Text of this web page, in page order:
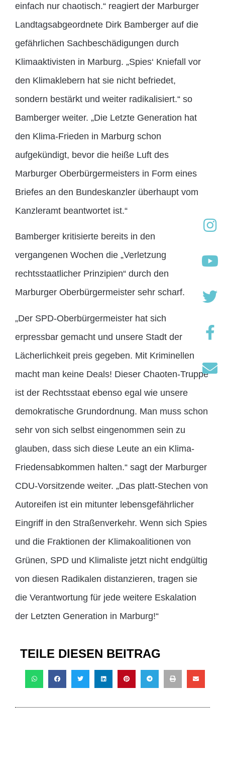
einfach nur chaotisch.“ reagiert der Marburger
Landtagsabgeordnete Dirk Bamberger auf die
gefährlichen Sachbeschädigungen durch
Klimaaktivisten in Marburg. „Spies‘ Kniefall vor
den Klimaklebern hat sie nicht befriedet,
sondern bestärkt und weiter radikalisiert.“ so
Bamberger weiter. „Die Letzte Generation hat
den Klima-Frieden in Marburg schon
aufgekündigt, bevor die heiße Luft des
Marburger Oberbürgermeisters in Form eines
Briefes an den Bundeskanzler überhaupt vom
Kanzleramt beantwortet ist.“
Bamberger kritisierte bereits in den
vergangenen Wochen die „Verletzung
rechtsstaatlicher Prinzipien“ durch den
Marburger Oberbürgermeister sehr scharf.
„Der SPD-Oberbürgermeister hat sich
erpressbar gemacht und unsere Stadt der
Lächerlichkeit preis gegeben. Mit Kriminellen
macht man keine Deals! Dieser Chaoten-Truppe
ist der Rechtsstaat ebenso egal wie unsere
demokratische Grundordnung. Man muss schon
sehr von sich selbst eingenommen sein zu
glauben, dass sich diese Leute an ein Klima-
Friedensabkommen halten.“ sagt der Marburger
CDU-Vorsitzende weiter. „Das platt-Stechen von
Autoreifen ist ein mitunter lebensgefährlicher
Eingriff in den Straßenverkehr. Wenn sich Spies
und die Fraktionen der Klimakoalitionen von
Grünen, SPD und Klimaliste jetzt nicht endgültig
von diesen Radikalen distanzieren, tragen sie
die Verantwortung für jede weitere Eskalation
der Letzten Generation in Marburg!“
TEILE DIESEN BEITRAG